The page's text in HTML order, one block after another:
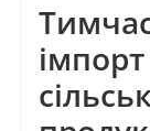
імпорт